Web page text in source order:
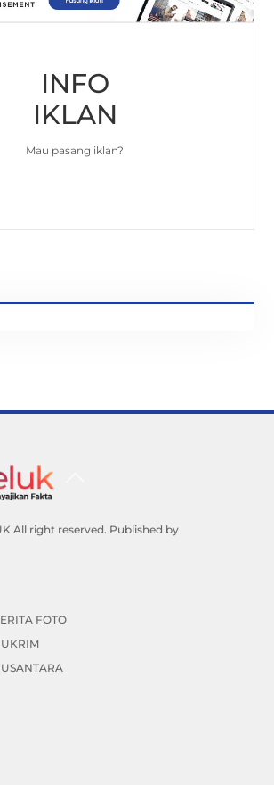
INFO
IKLAN
Mau pasang iklan?
All right reserved. Published by
FOTO